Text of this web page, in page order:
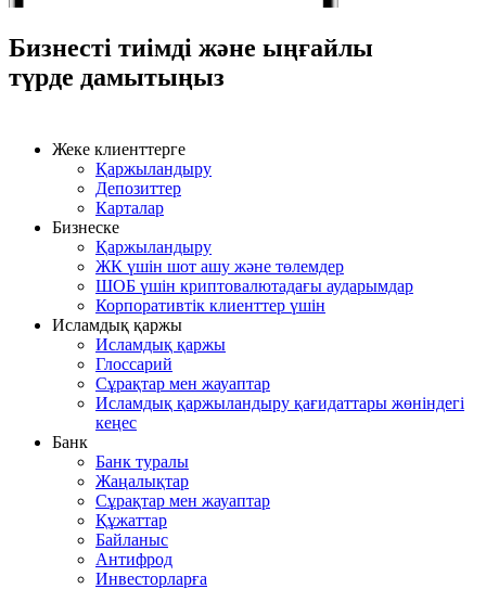
Бизнесті тиімді және ыңғайлы
түрде дамытыңыз
Жеке клиенттерге
Қаржыландыру
Депозиттер
Карталар
Бизнеске
Қаржыландыру
ЖК үшін шот ашу және төлемдер
ШОБ үшін криптовалютадағы аударымдар
Корпоративтік клиенттер үшін
Исламдық қаржы
Исламдық қаржы
Глоссарий
Сұрақтар мен жауаптар
Исламдық қаржыландыру қағидаттары жөніндегі
кеңес
Банк
Банк туралы
Жаңалықтар
Сұрақтар мен жауаптар
Құжаттар
Байланыс
Антифрод
Инвесторларға